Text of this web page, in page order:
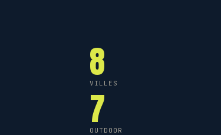
8
VILLES
7
OUTDOOR